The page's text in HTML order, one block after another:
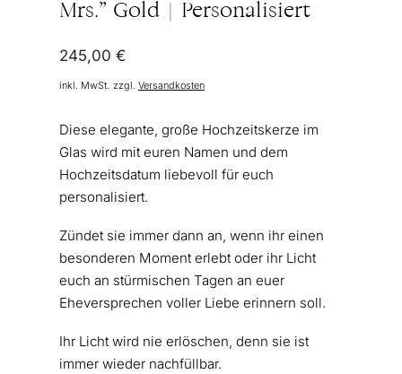
Mrs.” Gold | Personalisiert
245,00 €
inkl. MwSt. zzgl. Versandkosten
Diese elegante, große Hochzeitskerze im
Glas wird mit euren Namen und dem
Hochzeitsdatum liebevoll für euch
personalisiert.
Zündet sie immer dann an, wenn ihr einen
besonderen Moment erlebt oder ihr Licht
euch an stürmischen Tagen an euer
Eheversprechen voller Liebe erinnern soll.
Ihr Licht wird nie erlöschen, denn sie ist
immer wieder nachfüllbar.